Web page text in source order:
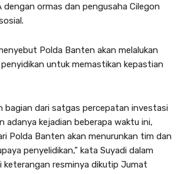
dengan ormas dan pengusaha Cilegon
Polda Banten akan melalukan
untuk memastikan kepastian
bagian dari satgas percepatan investasi
adanya kejadian beberapa waktu ini,
Polda Banten akan menurunkan tim dan
penyelidikan,” kata Suyadi dalam
keterangan resminya dikutip Jumat